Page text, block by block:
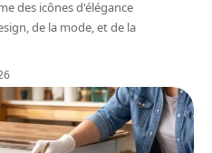
des icônes d'élégance
de la mode, et de la